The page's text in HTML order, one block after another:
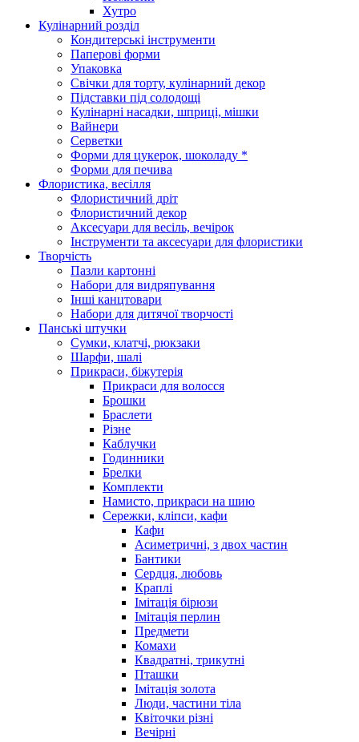
Хутро
Кулінарний розділ
Кондитерські інструменти
Паперові форми
Упаковка
Свічки для торту, кулінарний декор
Підставки під солодощі
Кулінарні насадки, шприці, мішки
Вайнери
Серветки
Форми для цукерок, шоколаду *
Форми для печива
Флористика, весілля
Флористичний дріт
Флористичний декор
Аксесуари для весіль, вечірок
Інструменти та аксесуари для флористики
Творчість
Пазли картонні
Набори для видряпування
Інші канцтовари
Набори для дитячої творчості
Панські штучки
Сумки, клатчі, рюкзаки
Шарфи, шалі
Прикраси, біжутерія
Прикраси для волосся
Брошки
Браслети
Різне
Каблучки
Годинники
Брелки
Комплекти
Намисто, прикраси на шию
Сережки, кліпси, кафи
Кафи
Асиметричні, з двох частин
Бантики
Сердця, любовь
Краплі
Імітація бірюзи
Імітація перлин
Предмети
Комахи
Квадратні, трикутні
Пташки
Імітація золота
Люди, частини тіла
Квіточки різні
Вечірні